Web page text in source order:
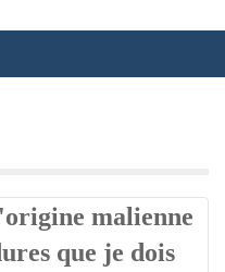
malienne
que je dois